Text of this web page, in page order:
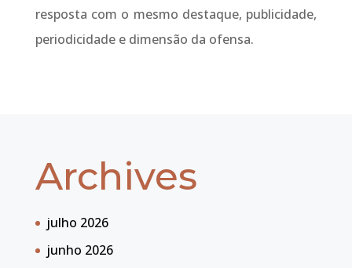
resposta com o mesmo destaque, publicidade,
periodicidade e dimensão da ofensa.
Archives
julho 2026
junho 2026